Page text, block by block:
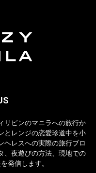
リピンのマニラへの旅行か
とレンジの恋愛珍道中を小
ヘレスへの実際の旅行ブロ
、夜遊びの方法、現地での
発信します。